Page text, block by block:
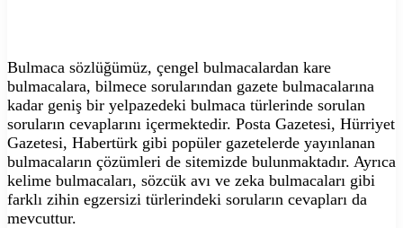
Bulmaca sözlüğümüz, çengel bulmacalardan kare
bulmacalara, bilmece sorularından gazete bulmacalarına
kadar geniş bir yelpazedeki bulmaca türlerinde sorulan
soruların cevaplarını içermektedir. Posta Gazetesi, Hürriyet
Gazetesi, Habertürk gibi popüler gazetelerde yayınlanan
bulmacaların çözümleri de sitemizde bulunmaktadır. Ayrıca
kelime bulmacaları, sözcük avı ve zeka bulmacaları gibi
farklı zihin egzersizi türlerindeki soruların cevapları da
mevcuttur.